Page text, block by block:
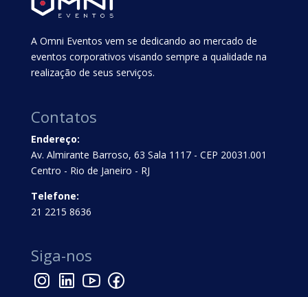
A Omni Eventos vem se dedicando ao mercado de
eventos corporativos visando sempre a qualidade na
realização de seus serviços.
Contatos
Endereço:
Av. Almirante Barroso, 63 Sala 1117 - CEP 20031.001
Centro - Rio de Janeiro - RJ
Telefone:
21 2215 8636
Siga-nos